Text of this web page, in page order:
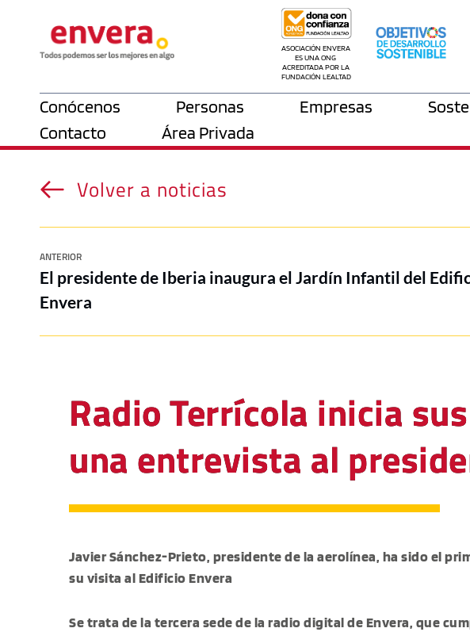
ASOCIACIÓN ENVERA
ES UNA ONG
ACREDITADA POR LA
FUNDACIÓN LEALTAD
Conócenos Personas Empresas
Contacto
Área Privada
Volver a noticias
ANTERIOR
El presidente de Iberia inaugura el Jardín Infantil del
Envera
Radio Terrícola inicia
una entrevista al
Javier Sánchez-Prieto, presidente de la aerolínea, ha sido el
su visita al Edificio Envera
Se trata de la tercera sede de la radio digital de Envera, que